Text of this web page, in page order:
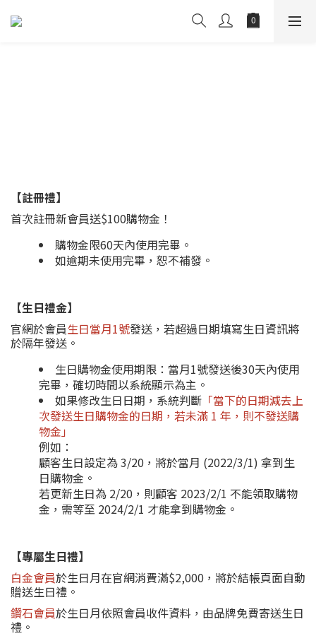
【註冊禮】
首次註冊新會員送$100購物金！
購物金限60天內使用完畢。
如逾期未使用完畢，恕不補發。
【生日禮金】
官網於會員生日當月1號發送，若超過日期填寫生日資訊將
於隔年發送。
生日購物金使用期限：當月1號發送後30天內使用
完畢，確切時間以系統顯示為主。
如果修改生日日期，系統判斷 「當下的日期減去上
次發送生日購物金的日期，若未滿 1 年，則不發送購
物金」
例如：
顧客生日設定為 3/20，將於當月 (2022/3/1) 拿到生
日購物金。
若更新生日為 2/20，則顧客 2023/2/1 不能領取購物
金，需等至 2024/2/1 才能拿到購物金。
【專屬生日禮】
白金會員於生日月在官網消費滿$2,000，將於結帳頁面自動
贈送生日禮。
鑽石會員於生日月依照會員收件資料，由品牌免費寄送生日
禮。